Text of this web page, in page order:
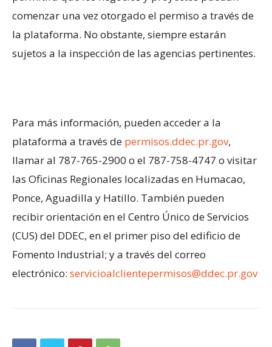
comenzar una vez otorgado el permiso a través de
la plataforma. No obstante, siempre estarán
sujetos a la inspección de las agencias pertinentes.
Para más información, pueden acceder a la
plataforma a través de permisos.ddec.pr.gov,
llamar al 787-765-2900 o el 787-758-4747 o visitar
las Oficinas Regionales localizadas en Humacao,
Ponce, Aguadilla y Hatillo. También pueden
recibir orientación en el Centro Único de Servicios
(CUS) del DDEC, en el primer piso del edificio de
Fomento Industrial; y a través del correo
electrónico: servicioalclientepermisos@ddec.pr.gov